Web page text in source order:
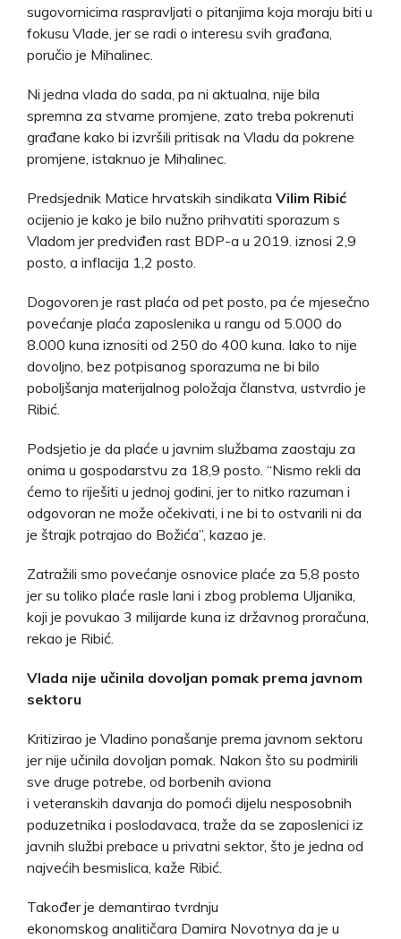
sugovornicima raspravljati o pitanjima koja moraju biti u
fokusu Vlade, jer se radi o interesu svih građana,
poručio je Mihalinec.
Ni jedna vlada do sada, pa ni aktualna, nije bila
spremna za stvarne promjene, zato treba pokrenuti
građane kako bi izvršili pritisak na Vladu da pokrene
promjene, istaknuo je Mihalinec.
Predsjednik Matice hrvatskih sindikata Vilim Ribić
ocijenio je kako je bilo nužno prihvatiti sporazum s
Vladom jer predviđen rast BDP-a u 2019. iznosi 2,9
posto, a inflacija 1,2 posto.
Dogovoren je rast plaća od pet posto, pa će mjesečno
povećanje plaća zaposlenika u rangu od 5.000 do
8.000 kuna iznositi od 250 do 400 kuna. Iako to nije
dovoljno, bez potpisanog sporazuma ne bi bilo
poboljšanja materijalnog položaja članstva, ustvrdio je
Ribić.
Podsjetio je da plaće u javnim službama zaostaju za
onima u gospodarstvu za 18,9 posto. “Nismo rekli da
ćemo to riješiti u jednoj godini, jer to nitko razuman i
odgovoran ne može očekivati, i ne bi to ostvarili ni da
je štrajk potrajao do Božića”, kazao je.
Zatražili smo povećanje osnovice plaće za 5,8 posto
jer su toliko plaće rasle lani i zbog problema Uljanika,
koji je povukao 3 milijarde kuna iz državnog proračuna,
rekao je Ribić.
Vlada nije učinila dovoljan pomak prema javnom
sektoru
Kritizirao je Vladino ponašanje prema javnom sektoru
jer nije učinila dovoljan pomak. Nakon što su podmirili
sve druge potrebe, od borbenih aviona
i veteranskih davanja do pomoći dijelu nesposobnih
poduzetnika i poslodavaca, traže da se zaposlenici iz
javnih službi prebace u privatni sektor, što je jedna od
najvećih besmislica, kaže Ribić.
Također je demantirao tvrdnju
ekonomskog analitičara Damira Novotnya da je u